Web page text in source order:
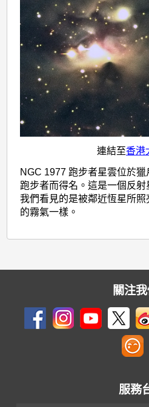
連結至香港
NGC 1977 跑步者星雲位於
跑步者而得名。這是一個反射
我們看見的是被鄰近恆星所
的霧氣一樣。
關注我
服務